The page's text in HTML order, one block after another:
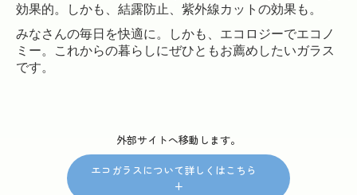
効果的。しかも、結露防止、紫外線カットの効果も。
みなさんの毎日を快適に。しかも、エコロジーでエコノ
ミー。これからの暮らしにぜひともお薦めしたいガラス
です。
外部サイトへ移動します。
エコガラスについて詳しくはこちら
+